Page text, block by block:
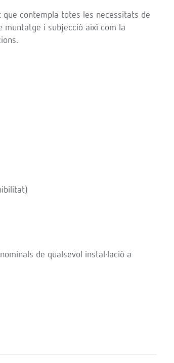
contempla totes les necessitats de
muntatge i subjecció així com la
de qualsevol instal·lació a